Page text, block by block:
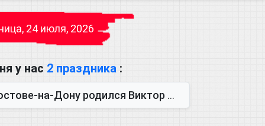
24 июля, 2026
у нас 2 праздника :
Виктор Михайлович Глушков. Под руководством Виктора Михайло...